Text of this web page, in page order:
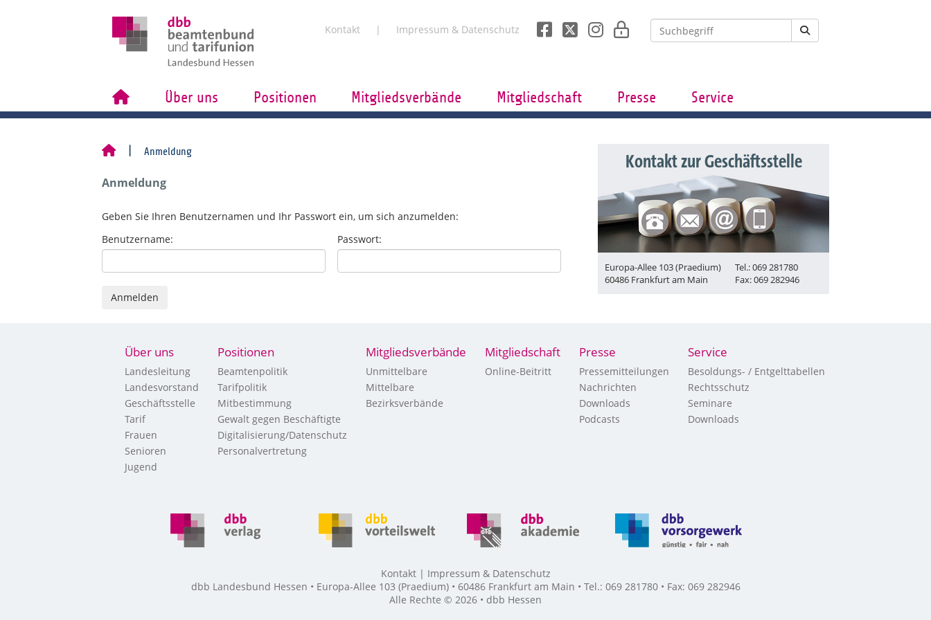
Kontakt Impressum & Datenschutz
Über uns Positionen Mitgliedsverbände Mitgliedschaft Presse Service
Anmeldung
Anmeldung
Geben Sie Ihren Benutzernamen und Ihr Passwort ein, um sich anzumelden:
Benutzername:
Passwort:
Kontakt zur Geschäftsstelle
Europa-Allee 103 (Praedium)
60486 Frankfurt am Main
Tel.: 069 281780
Fax: 069 282946
Über uns
Landesleitung
Landesvorstand
Geschäftsstelle
Tarif
Frauen
Senioren
Jugend
Positionen
Beamtenpolitik
Tarifpolitik
Mitbestimmung
Gewalt gegen Beschäftigte
Digitalisierung/Datenschutz
Personalvertretung
Mitgliedsverbände
Unmittelbare
Mittelbare
Bezirksverbände
Mitgliedschaft
Online-Beitritt
Presse
Pressemitteilungen
Nachrichten
Downloads
Podcasts
Service
Besoldungs- / Entgelttabellen
Rechtsschutz
Seminare
Downloads
Kontakt
Impressum & Datenschutz
dbb Landesbund Hessen • Europa-Allee 103 (Praedium) • 60486 Frankfurt am Main • Tel.: 069 281780 • Fax: 069 282946
Alle Rechte © 2026 • dbb Hessen